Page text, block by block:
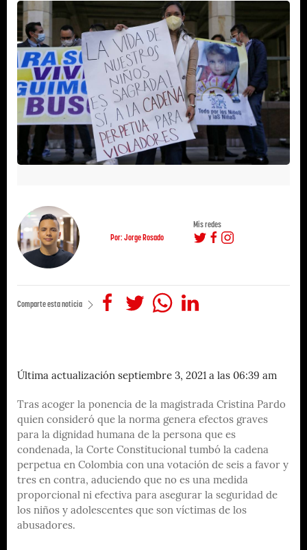
Por: Jorge Rosado
Mis redes
Comparte esta noticia
Última actualización septiembre 3, 2021 a las 06:39 am
Tras acoger la ponencia de la magistrada Cristina Pardo
quien consideró que la norma genera efectos graves
para la dignidad humana de la persona que es
condenada, la Corte Constitucional tumbó la cadena
perpetua en Colombia con una votación de seis a favor y
tres en contra, aduciendo que no es una medida
proporcional ni efectiva para asegurar la seguridad de
los niños y adolescentes que son víctimas de los
abusadores.